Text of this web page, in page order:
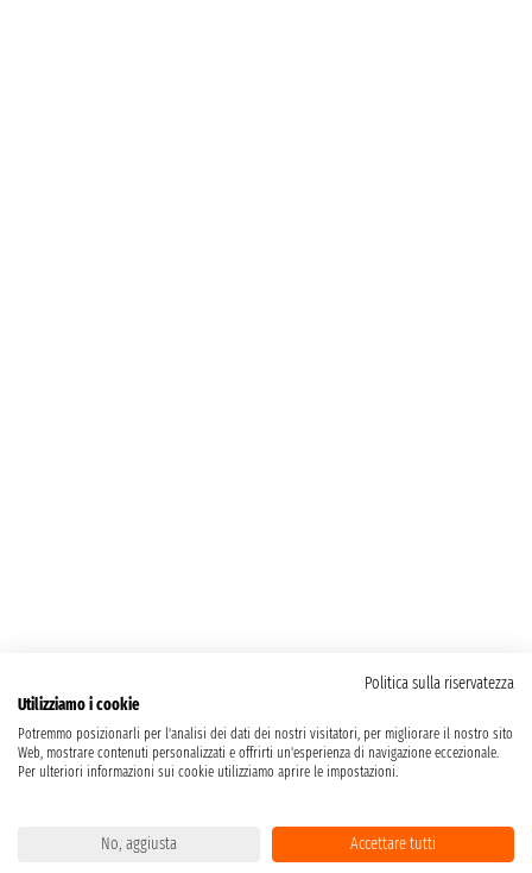
Politica sulla riservatezza
Utilizziamo i cookie
Potremmo posizionarli per l'analisi dei dati dei nostri visitatori, per migliorare il nostro sito
Web, mostrare contenuti personalizzati e offrirti un'esperienza di navigazione eccezionale.
Per ulteriori informazioni sui cookie utilizziamo aprire le impostazioni.
No, aggiusta Accettare tutti